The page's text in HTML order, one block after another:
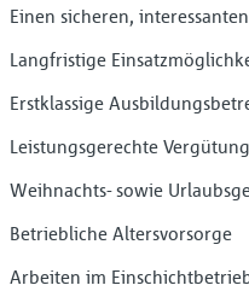
Einen sicheren,
Langfristige
Erstklassige
Leistungsgerechte Vergütung
Weihnachts- sowie
Betriebliche Altersvorsorge
Arbeiten im